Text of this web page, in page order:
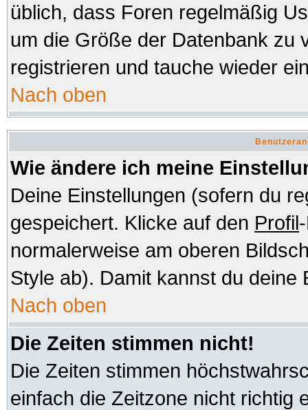
üblich, dass Foren regelmäßig
um die Größe der Datenbank zu
registrieren und tauche wieder
Nach oben
Wie ändere ich meine
Deine Einstellungen (sofern du
gespeichert. Klicke auf den Profil
normalerweise am oberen
Style ab). Damit kannst du deine
Nach oben
Die Zeiten stimmen nicht!
Die Zeiten stimmen
einfach die Zeitzone nicht richtig